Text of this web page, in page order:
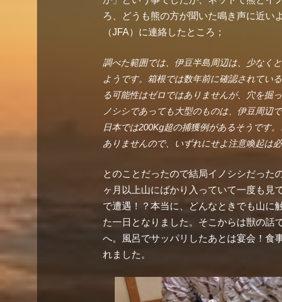
ろ、どうも熊の方が聞いた鳴き声に近い
（JFA）に連絡したところ；
調べた範囲では、伊豆半島周辺は、少なく
ようです。箱根では数年前に確認されてい
る可能性はゼロではありませんが、穴を掘
ノシシであっても大型のものは、伊豆周辺
日本では200Kg超の捕獲例があるそうです
ありませんので、いずれにせよ注意喚起は必
とのことだったので結局イノシシだった
ヶ月以上山にばかり入っていて一度も見
で遭遇！？本当に、どんなときでも山に
た一日となりました。そこからは獣の話
へ。風呂でサッパリしたあとは宴会！食
れました。